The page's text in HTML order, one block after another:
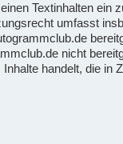
Textinhalten
umfasst
nicht
handelt, die